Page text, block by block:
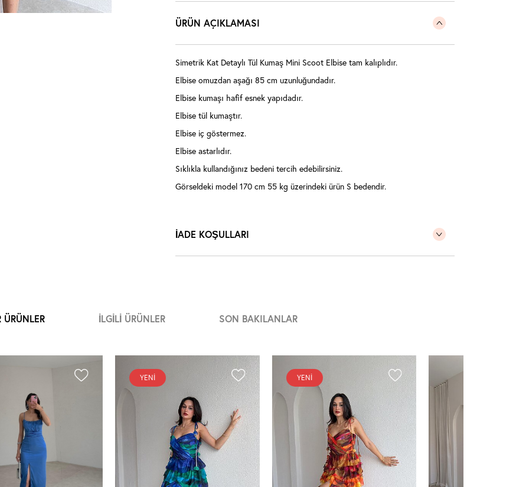
ÜRÜN AÇIKLAMASI
Simetrik Kat Detaylı Tül Kumaş Mini Scoot Elbise tam kalıplıdır.
Elbise omuzdan aşağı 85 cm uzunluğundadır.
Elbise kumaşı hafif esnek yapıdadır.
Elbise tül kumaştır.
Elbise iç göstermez.
Elbise astarlıdır.
Sıklıkla kullandığınız bedeni tercih edebilirsiniz.
Görseldeki model 170 cm 55 kg üzerindeki ürün S bedendir.
İADE KOŞULLARI
ÜRÜNLER İLGILI ÜRÜNLER SON BAKILANLAR
YENI YENI